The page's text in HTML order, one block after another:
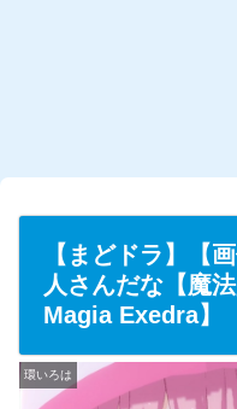
【まどドラ】【
人さんだな【魔
Magia Exedra】
環いろは